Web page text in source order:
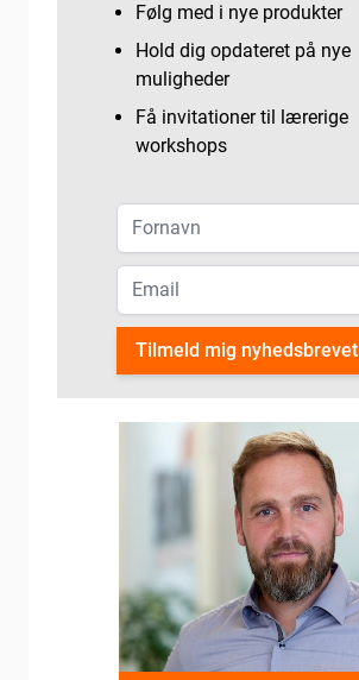
Følg med i nye produkter
Hold dig opdateret på nye
muligheder
Få invitationer til lærerige
workshops
Tilmeld mig nyhedsbrevet